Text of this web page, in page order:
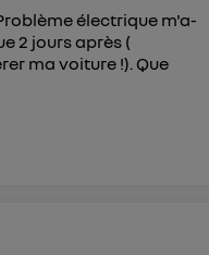
électrique m'a-
2 jours après (
ma voiture !). Que